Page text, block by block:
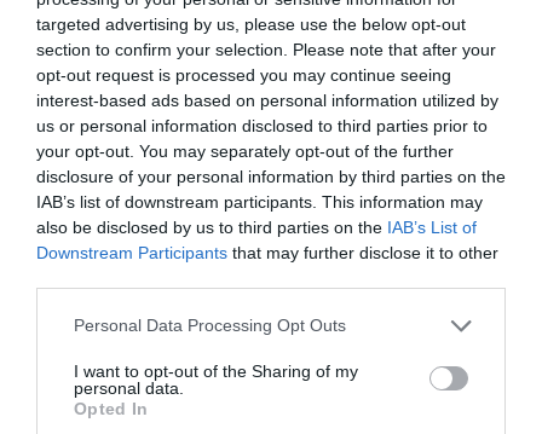
targeted advertising by us, please use the below opt-out
section to confirm your selection. Please note that after your
opt-out request is processed you may continue seeing
interest-based ads based on personal information utilized by
us or personal information disclosed to third parties prior to
your opt-out. You may separately opt-out of the further
disclosure of your personal information by third parties on the
IAB’s list of downstream participants. This information may
also be disclosed by us to third parties on the IAB’s List of
Downstream Participants that may further disclose it to other
Personal Data Processing Opt Outs
I want to opt-out of the Sharing of my
personal data.
Opted In
relacionadas con el mundo del deporte que tendrán
lugar este año en Cataluñadestaca PRO Women in
Sports
, que se celebrará en Barcelona el próximo ​​20
de marzo
. A él se le suman el Congreso Mundial de la
Asociación Internacional de la Prensa Deportiva, el Sea
Otter Europe Connect, el Congreso Europeo de Sports
Business, el Encuentro Anual de la Asociación
Internacional de Agencias de Viajes de Deportes-
ISTAA y las celebradas recientemente Sports
Tomorrow Congress y Expo Sports.
Añadir2Playbookcomo fuente preferida de Google
Mantente informado con las últimas noticias de actualidad.